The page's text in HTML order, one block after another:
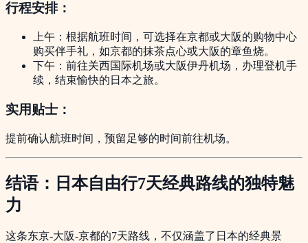
行程安排：
上午：根据航班时间，可选择在京都或大阪的购物中心
购买伴手礼，如京都的抹茶点心或大阪的章鱼烧。
下午：前往关西国际机场或大阪伊丹机场，办理登机手
续，结束愉快的日本之旅。
实用贴士：
提前确认航班时间，预留足够的时间前往机场。
结语：日本自由行7天经典路线的独特魅
力
这条东京-大阪-京都的7天路线，不仅涵盖了日本的经典景